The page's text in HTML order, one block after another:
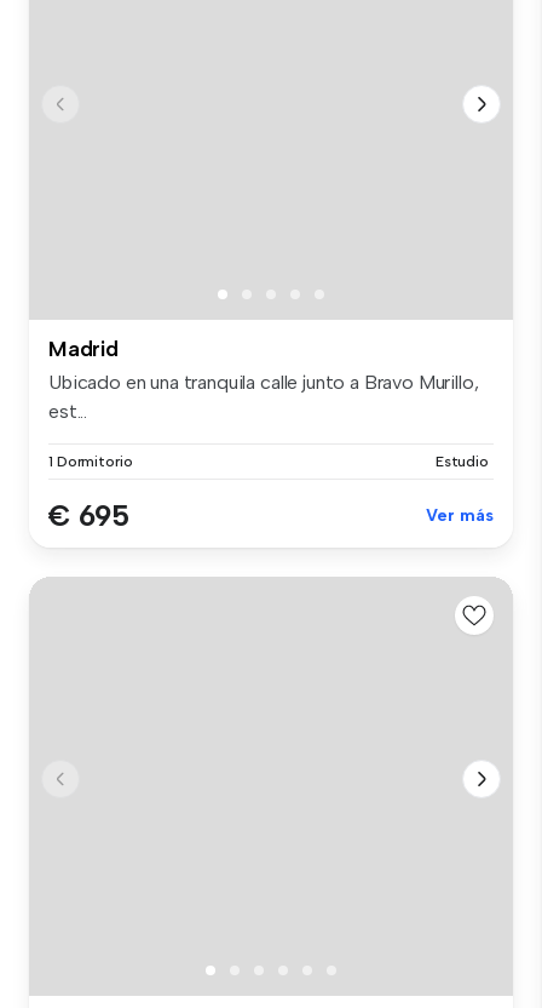
Madrid
Ubicado en una tranquila calle junto a Bravo Murillo,
est...
1 Dormitorio Estudio
€ 695 Ver más